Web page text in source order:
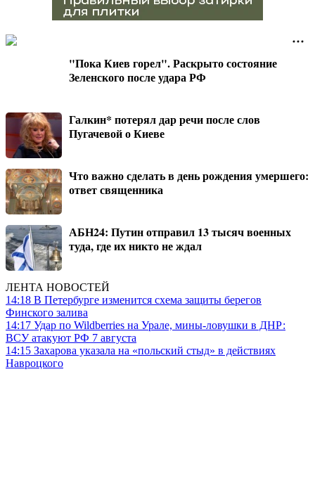
"Пока Киев горел". Раскрыто состояние
Зеленского после удара РФ
Галкин* потерял дар речи после слов
Пугачевой о Киеве
Что важно сделать в день рождения умершего:
ответ священника
АБН24: Путин отправил 13 тысяч военных
туда, где их никто не ждал
ЛЕНТА НОВОСТЕЙ
14:18 В Петербурге изменится схема защиты берегов
Финского залива
14:17 Удар по Wildberries на Урале, мины-ловушки в ДНР:
ВСУ атакуют РФ 7 августа
14:15 Захарова указала на «польский стыд» в действиях
Навроцкого